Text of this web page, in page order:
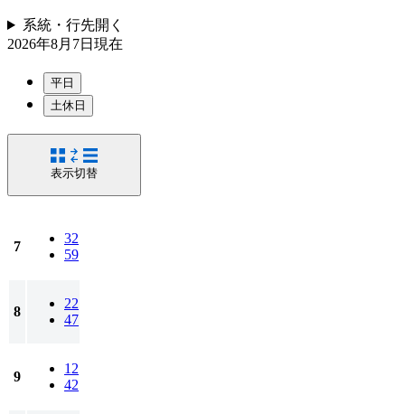
系統・行先開く
2026年8月7日 現在
平日
土休日
表示切替
7
32
59
8
22
47
9
12
42